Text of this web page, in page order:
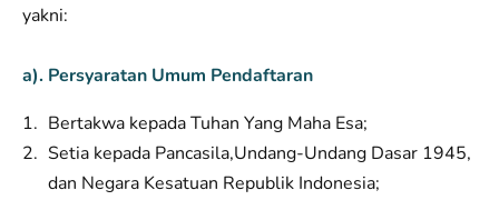
yakni:
a). Persyaratan Umum Pendaftaran
Bertakwa kepada Tuhan Yang Maha Esa;
Setia kepada Pancasila,Undang-Undang Dasar 1945,
dan Negara Kesatuan Republik Indonesia;